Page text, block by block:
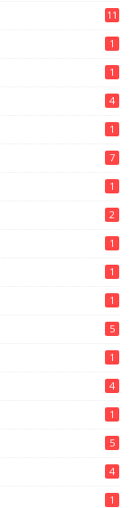
11
1
1
4
1
7
1
2
1
1
1
5
1
4
1
5
4
1